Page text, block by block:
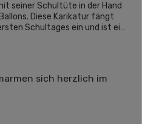
seiner Schultüte in der Hand
Diese Karikatur fängt
Schultages ein und ist ein